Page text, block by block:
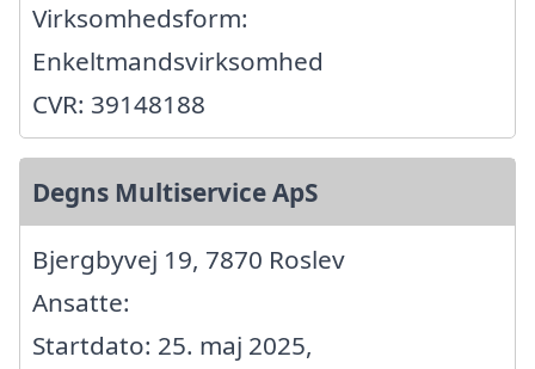
Virksomhedsform:
Enkeltmandsvirksomhed
CVR: 39148188
Degns Multiservice ApS
Bjergbyvej 19, 7870 Roslev
Ansatte:
Startdato: 25. maj 2025,